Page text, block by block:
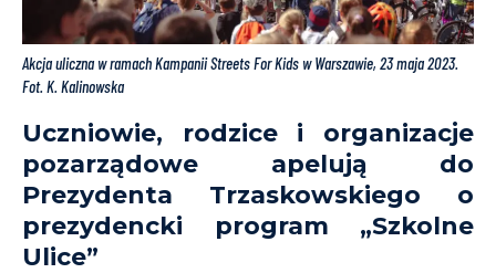
Akcja uliczna w ramach Kampanii Streets For Kids w Warszawie, 23 maja 2023.
Fot. K. Kalinowska
Uczniowie, rodzice i organizacje
pozarządowe apelują do
Prezydenta Trzaskowskiego o
prezydencki program „Szkolne
Ulice”